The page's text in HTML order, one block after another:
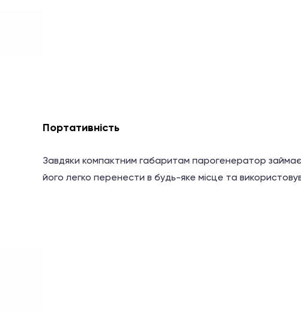
Портативність
Завдяки компактним габаритам парогенератор
його легко перенести в будь-яке місце та